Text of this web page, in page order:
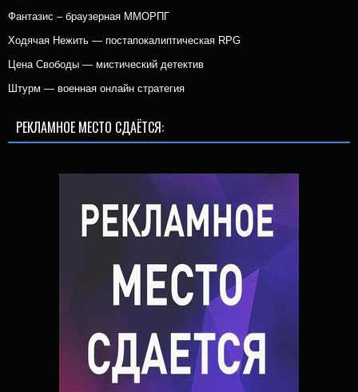
Фантазис – браузерная ММОРПГ
Ходячая Нежить — постапокалиптическая RPG
Цена Свободы — мистический детектив
Штурм — военная онлайн стратегия
РЕКЛАМНОЕ МЕСТО СДАЁТСЯ: